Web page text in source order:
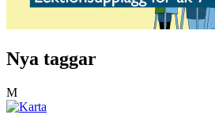
Nya taggar
M